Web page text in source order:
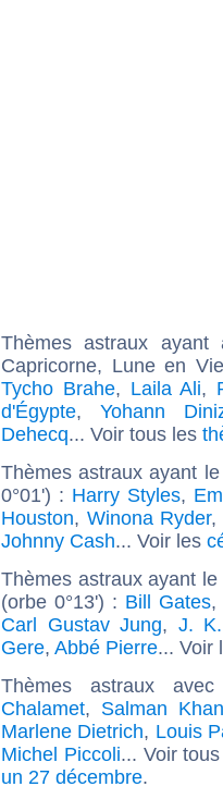
Thèmes astraux
Capricorne, Lune en
Tycho Brahe, Laila Ali,
d'Égypte, Yohann
Dehecq... Voir tous les
Thèmes astraux ayant
0°01') : Harry Styles,
Houston, Winona Ryder,
Johnny Cash... Voir les
Thèmes astraux ayant
(orbe 0°13') : Bill Gates,
Carl Gustav Jung, J.
Gere, Abbé Pierre... Voir
Thèmes astraux
Chalamet, Salman
Marlene Dietrich, Louis
Michel Piccoli... Voir
un 27 décembre.